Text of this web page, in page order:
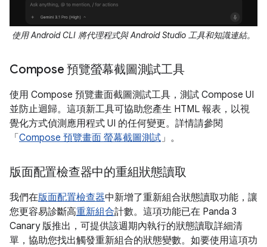
使用 Android CLI 將代理程式與 Android Studio 工具和知識連結。
Compose 預覽螢幕截圖測試工具
使用 Compose 預覽畫面截圖測試工具，測試 Compose UI
並防止迴歸。這項新工具可協助您產生 HTML 報表，以視
覺化方式偵測應用程式 UI 的任何變更。詳情請參閱
「Compose 預覽畫面 螢幕截圖測試 」。
版面配置檢查器中的重組狀態讀取
我們在版面配置檢查器中新增了重新組合狀態讀取功能，讓
您更容易診斷高重新組合計數。這項功能已在 Panda 3
Canary 版推出，可提供該週期內執行的狀態讀取詳細清
單，協助您找出觸發重新組合的狀態變數。如要使用這項功